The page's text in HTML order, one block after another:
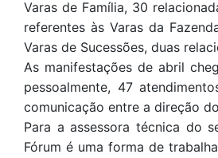
Varas de Família, 30
referentes às Varas da
Varas de Sucessões, duas
As manifestações de abril
pessoalmente, 47
comunicação entre a direção
Para a assessora técnica do
Fórum é uma forma de